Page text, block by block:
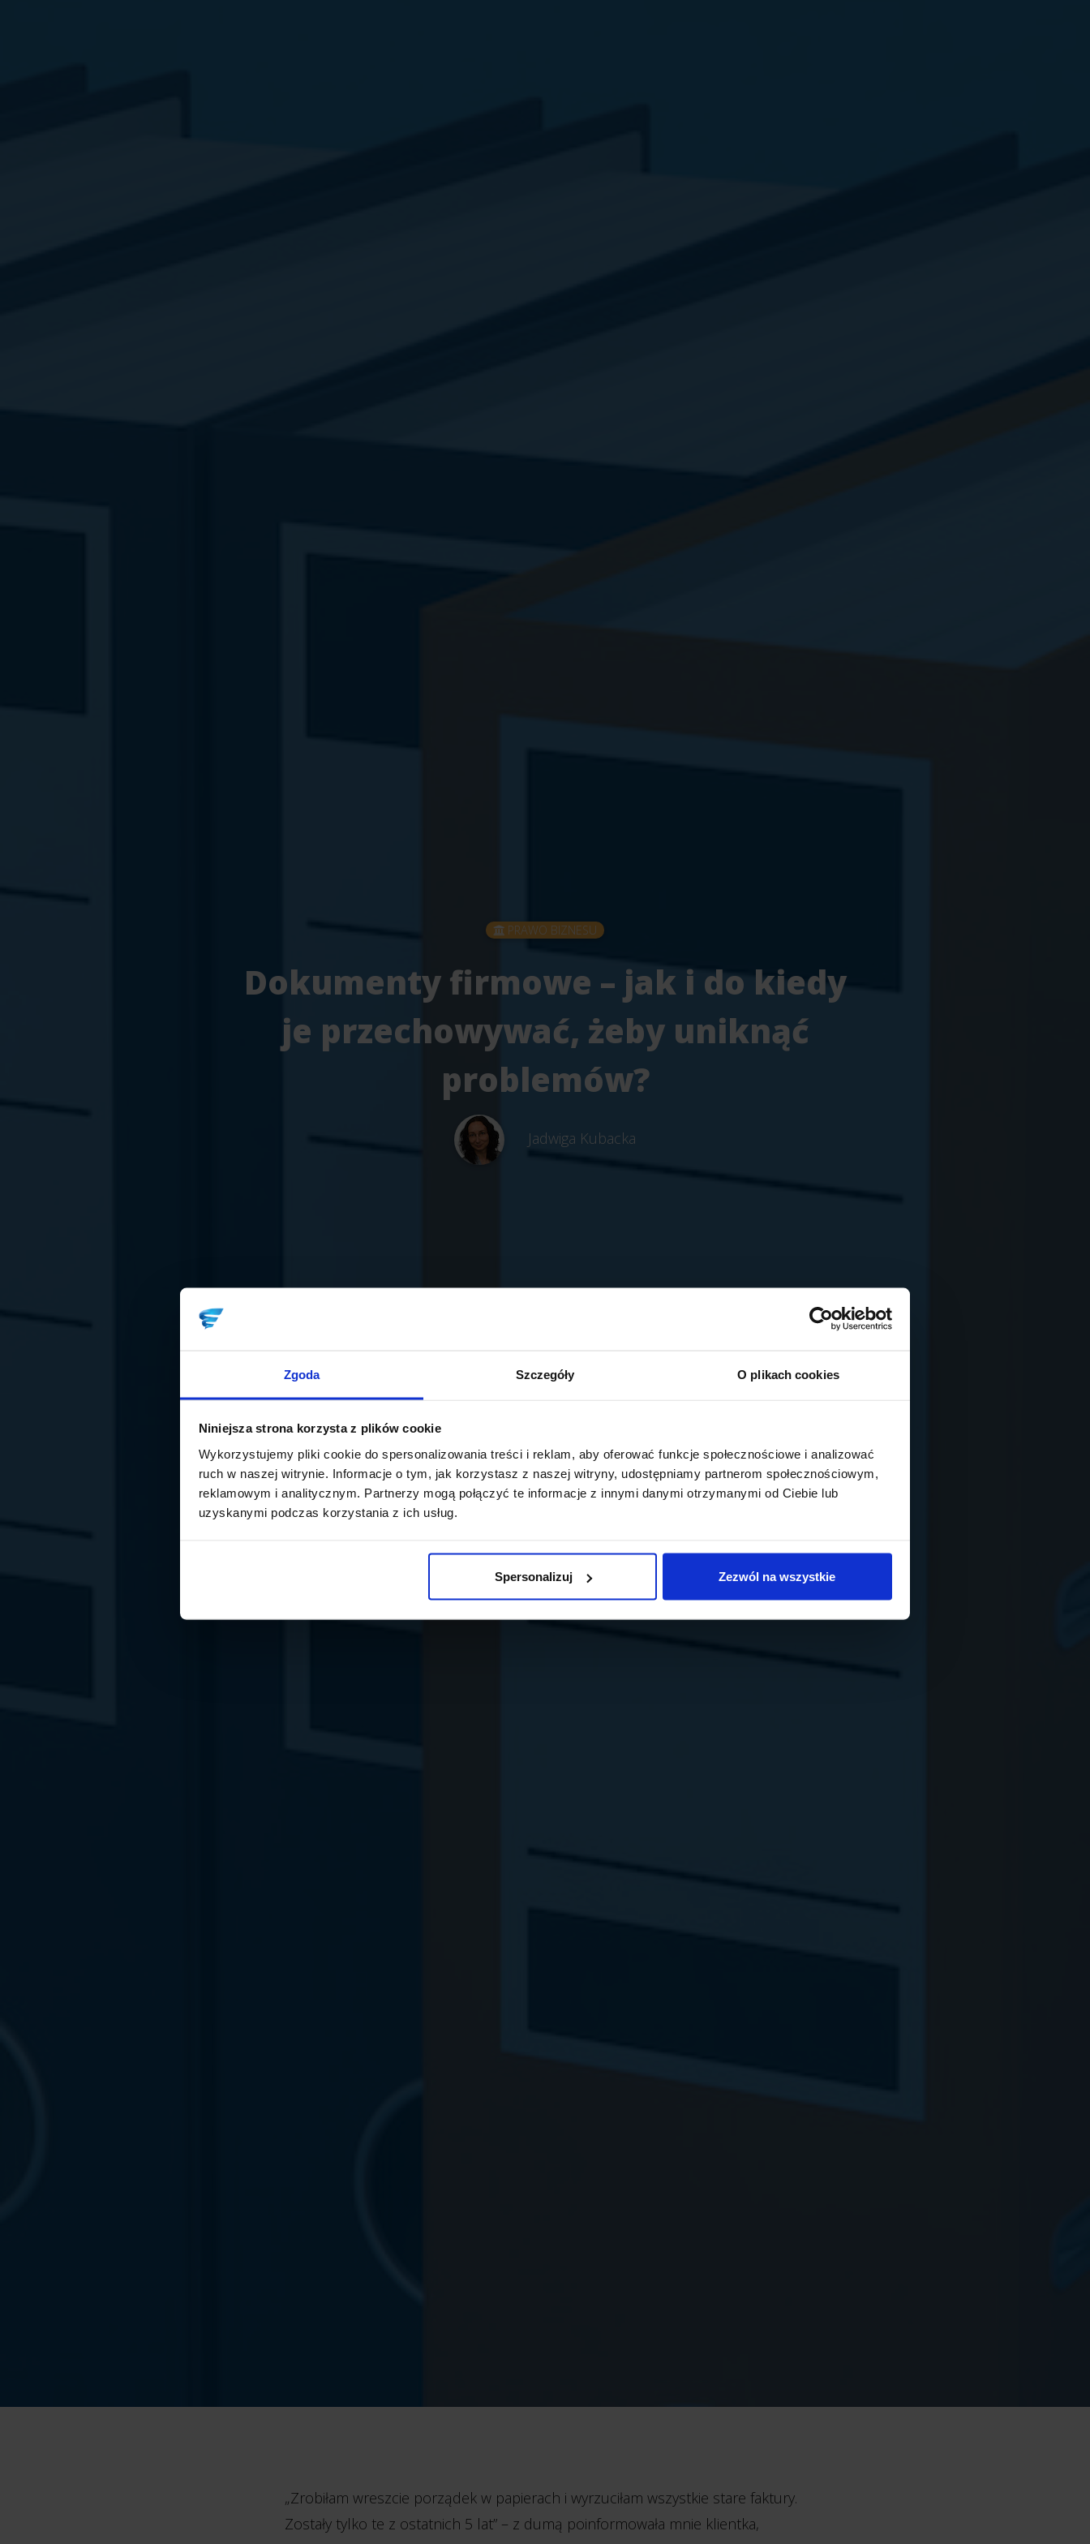
Zgoda Szczegóły O plikach cookies
Niniejsza strona korzysta z plików cookie
Wykorzystujemy pliki cookie do spersonalizowania treści i reklam, aby oferować funkcje społecznościowe i analizować
ruch w naszej witrynie. Informacje o tym, jak korzystasz z naszej witryny, udostępniamy partnerom społecznościowym,
reklamowym i analitycznym. Partnerzy mogą połączyć te informacje z innymi danymi otrzymanymi od Ciebie lub
uzyskanymi podczas korzystania z ich usług.
Spersonalizuj Zezwól na wszystkie
PRAWO BIZNESU
Dokumenty firmowe – jak i do kiedy
je przechowywać, żeby uniknąć
problemów?
Jadwiga Kubacka
„Zrobiłam wreszcie porządek w papierach i wyrzuciłam wszystkie stare faktury.
Zostały tylko te z ostatnich 5 lat” – z dumą poinformowała mnie klientka,